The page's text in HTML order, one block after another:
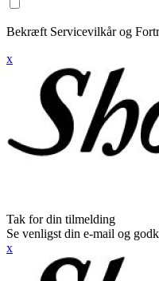
Bekræft Servicevilkår og
x
Tak for din tilmelding
Se venligst din e-mail og
x